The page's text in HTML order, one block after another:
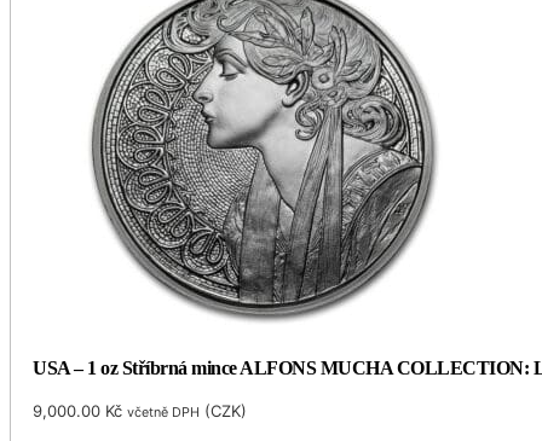
USA – 1 oz Stříbrná mince ALFONS MUCHA COLLECTION:
9,000.00 Kč včetně DPH (CZK)